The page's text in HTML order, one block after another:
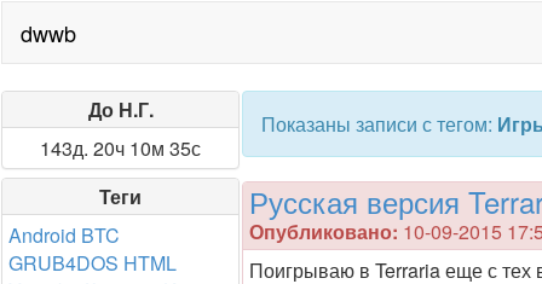
dwwb
До Н.Г.
143д. 20ч 10м 34с
Теги
Android BTC
GRUB4DOS HTML
Показаны записи с тегом:
Русская версия
Опубликовано: 10-09-2015
Поигрываю в Terraria еще с тех